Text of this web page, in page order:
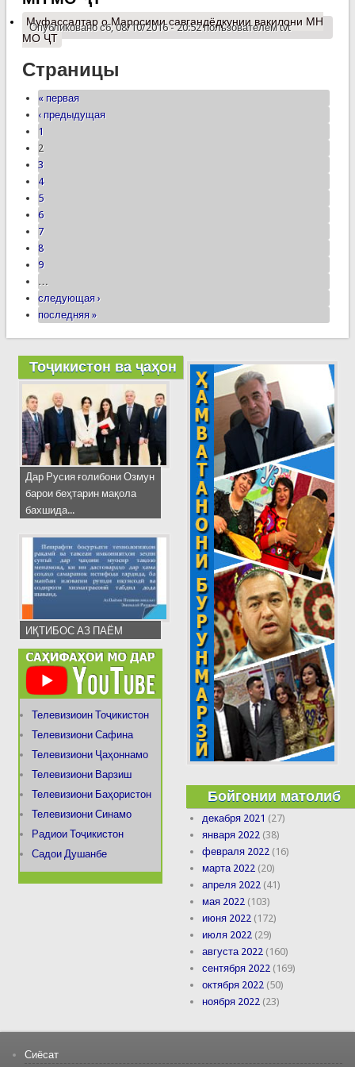
Опубликовано сб, 08/10/2016 - 20:52 пользователемtvt
Муфассалтаро Маросими савгандёдкунии вакилони МН
МО ҶТ
Страницы
« первая
‹ предыдущая
1
2
3
4
5
6
7
8
9
…
следующая ›
последняя »
Тоҷикистон ва ҷаҳон
Дар Русия ғолибони Озмун
барои беҳтарин мақола
бахшида...
ИҚТИБОС АЗ ПАЁМ
Телевизиоин Тоҷикистон
Телевизиони Сафина
Телевизиони Ҷаҳоннамо
Телевизиони Варзиш
Телевизиони Баҳористон
Телевизиони Синамо
Радиои Тоҷикистон
Садои Душанбе
Бойгонии матолиб
декабря 2021 (27)
января 2022 (38)
февраля 2022 (16)
марта 2022 (20)
апреля 2022 (41)
мая 2022 (103)
июня 2022 (172)
июля 2022 (29)
августа 2022 (160)
сентября 2022 (169)
октября 2022 (50)
ноября 2022 (23)
Сиёсат